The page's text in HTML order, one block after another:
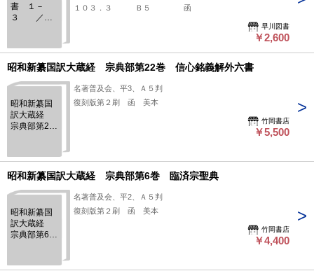
書 １－
３ ／
１０３．３ Ｂ５ 函
早川図書
￥2,600
昭和新纂国訳大蔵経 宗典部第22巻 信心銘義解外六書
昭和新纂国
訳大蔵経
宗典部第22
名著普及会、平3、Ａ５判
復刻版第２刷 函 美本
竹岡書店
￥5,500
昭和新纂国訳大蔵経 宗典部第6巻 臨済宗聖典
昭和新纂国
訳大蔵経
宗典部第6
名著普及会、平2、Ａ５判
復刻版第２刷 函 美本
竹岡書店
￥4,400